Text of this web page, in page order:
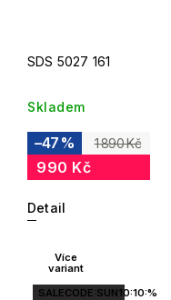
SDS 5027 161
Skladem
1 890 Kč
–47 %
990 Kč
Detail
Více
variant
SALECODE:SUN10:10:%